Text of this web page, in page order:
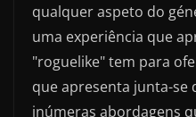
qualquer aspeto do
uma experiência que
"roguelike" tem para
que apresenta junta-se
inúmeras abordagens